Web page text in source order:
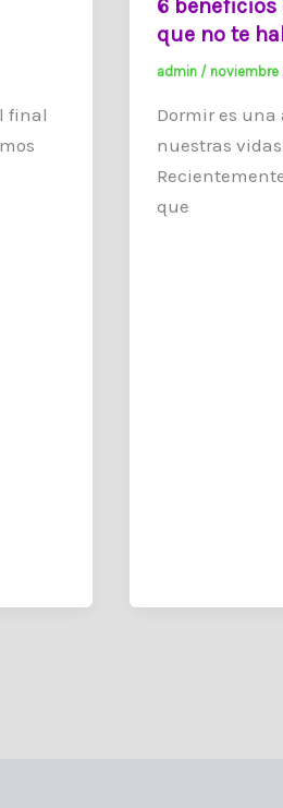
final
6
que no te
admin / noviembre
Dormir es
nuestras
que